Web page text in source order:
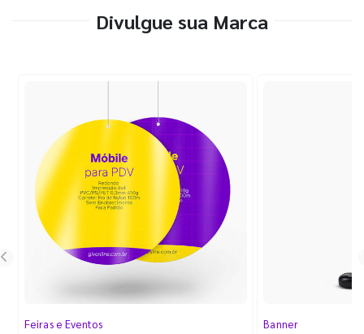
Divulgue sua Marca
Feiras e Eventos Banner